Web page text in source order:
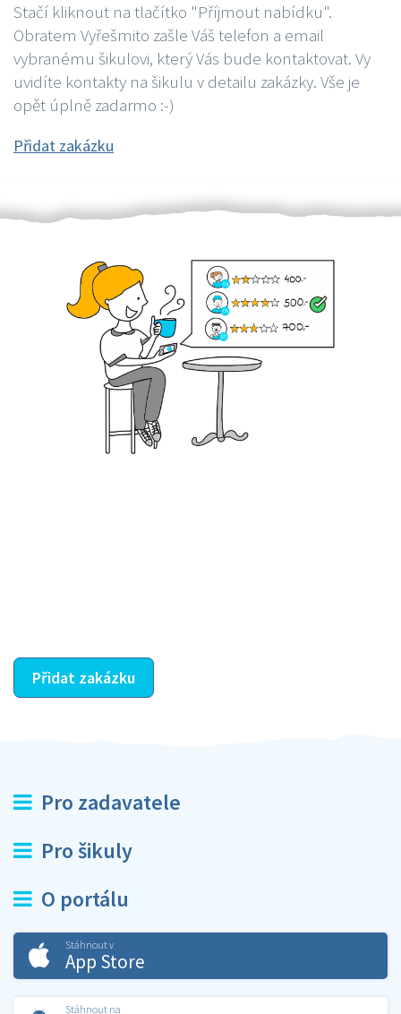
Stačí kliknout na tlačítko "Příjmout nabídku".
Obratem Vyřešmito zašle Váš telefon a email
vybranému šikulovi, který Vás bude kontaktovat. Vy
uvidíte kontakty na šikulu v detailu zakázky. Vše je
opět úplně zadarmo :-)
Přidat zakázku
Přidat zakázku
Pro zadavatele
Pro šikuly
O portálu
Stáhnout v
App Store
Stáhnout na